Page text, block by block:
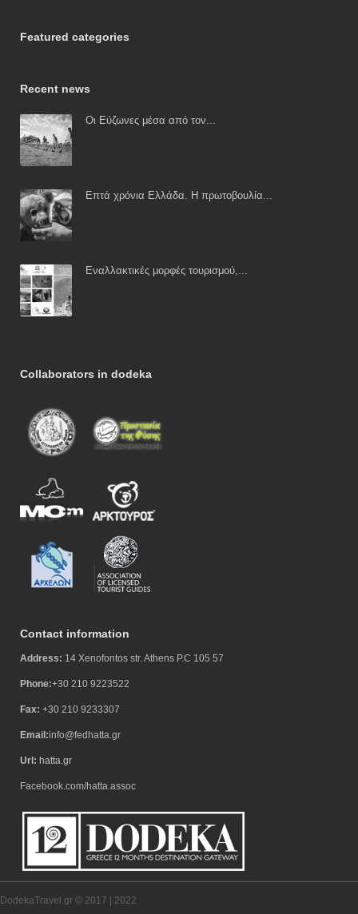
Featured categories
Recent news
Οι Εύζωνες μέσα από τον...
Επτά χρόνια Ελλάδα. Η πρωτοβουλία...
Εναλλακτικές μορφές τουρισμού,...
Collaborators in dodeka
Contact information
Address: 14 Xenofontos str. Athens P.C 105 57
Phone:+30 210 9223522
Fax: +30 210 9233307
Email:info@fedhatta.gr
Url: hatta.gr
Facebook.com/hatta.assoc
DodekaTravel.gr © 2017 | 2022